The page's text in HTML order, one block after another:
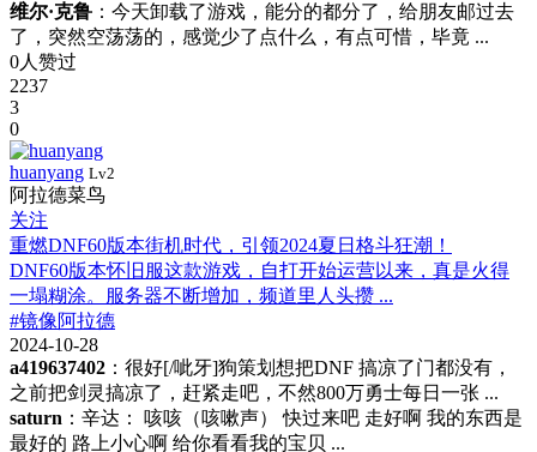
维尔·克鲁 ：今天卸载了游戏，能分的都分了，给朋友邮过去
了，突然空荡荡的，感觉少了点什么，有点可惜，毕竟 ...
0人赞过
2237
3
0
huanyang Lv2
阿拉德菜鸟
关注
重燃DNF60版本街机时代，引领2024夏日格斗狂潮！
DNF60版本怀旧服这款游戏，自打开始运营以来，真是火得
一塌糊涂。服务器不断增加，频道里人头攒 ...
#镜像阿拉德
2024-10-28
a419637402 ：很好[/呲牙]狗策划想把DNF 搞凉了门都没有，
之前把剑灵搞凉了，赶紧走吧，不然800万勇士每日一张 ...
saturn ：辛达： 咳咳（咳嗽声） 快过来吧 走好啊 我的东西是
最好的 路上小心啊 给你看看我的宝贝 ...